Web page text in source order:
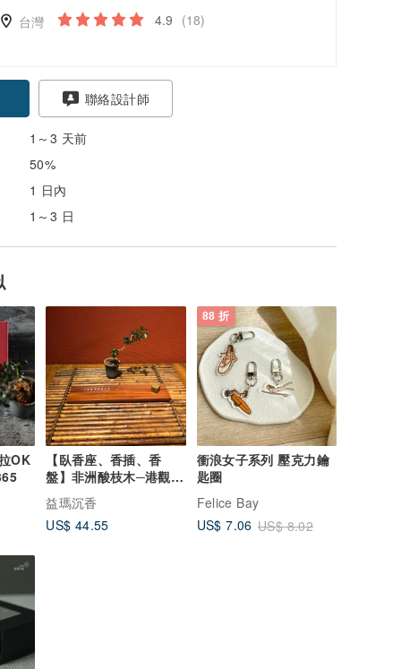
台灣 4.9 (18)
聯絡設計師
1～3 天前
50%
1 日內
1～3 日
OK
【臥香座、香插、香
盤】非洲酸枝木─港觀魚
臥香座
益瑪沉香
US$ 44.55
88 折
衝浪女子系列 壓克力鑰
匙圈
Felice Bay
US$ 7.06 US$ 8.02